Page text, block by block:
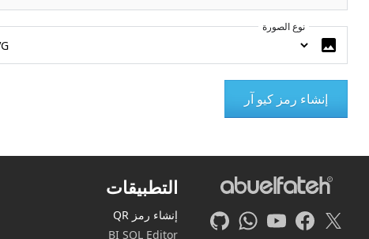
نوع الصورة
التطبيقات
إنشاء رمز QR
BI SQL Editor